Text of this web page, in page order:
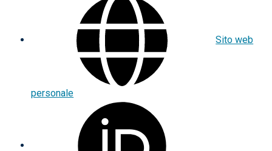
Sito web
personale